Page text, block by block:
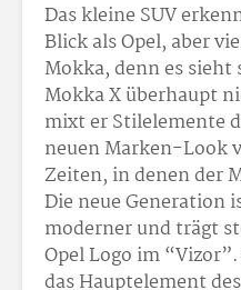
Das kleine SUV
Blick als Opel, aber
Mokka, denn es sieht
Mokka X überhaupt
mixt er Stilelemente
neuen Marken-Look
Zeiten, in denen der
Die neue Generation
moderner und trägt
Opel Logo im
das Hauptelement